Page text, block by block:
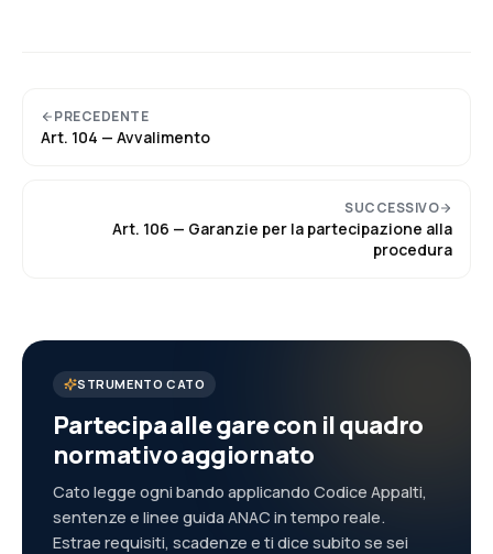
PRECEDENTE
Art. 104 — Avvalimento
SUCCESSIVO
Art. 106 — Garanzie per la partecipazione alla
procedura
STRUMENTO CATO
Partecipa alle gare con il quadro
normativo aggiornato
Cato legge ogni bando applicando Codice Appalti,
sentenze e linee guida ANAC in tempo reale.
Estrae requisiti, scadenze e ti dice subito se sei